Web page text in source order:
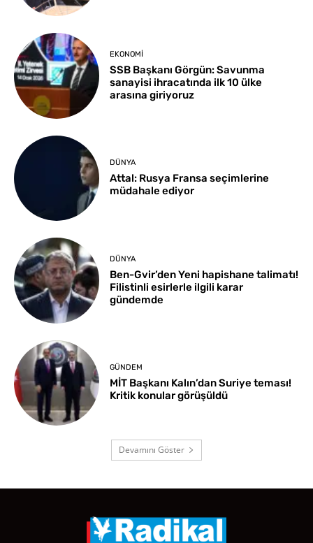
EKONOMI
SSB Başkanı Görgün: Savunma
sanayisi ihracatında ilk 10 ülke
arasına giriyoruz
DÜNYA
Attal: Rusya Fransa seçimlerine
müdahale ediyor
DÜNYA
Ben-Gvir’den Yeni hapishane talimatı!
Filistinli esirlerle ilgili karar
gündemde
GÜNDEM
MİT Başkanı Kalın’dan Suriye teması!
Kritik konular görüşüldü
Devamını Göster